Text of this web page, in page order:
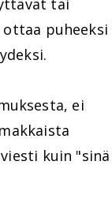
puheeksi
ei
kuin "sinä